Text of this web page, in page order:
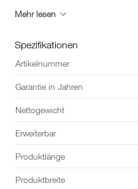
Mehr lesen
Spezifikationen
Artikelnummer
Garantie in Jahren
Nettogewicht
Erweiterbar
Produktlänge
Produktbreite